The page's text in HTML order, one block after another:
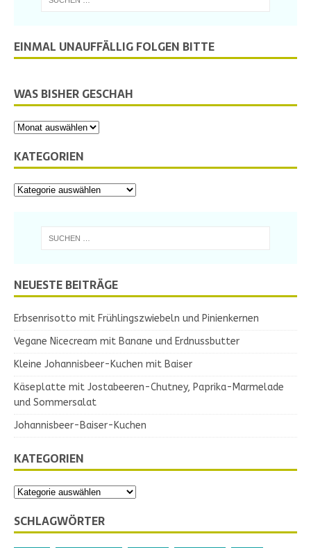
EINMAL UNAUFFÄLLIG FOLGEN BITTE
WAS BISHER GESCHAH
KATEGORIEN
NEUESTE BEITRÄGE
Erbsenrisotto mit Frühlingszwiebeln und Pinienkernen
Vegane Nicecream mit Banane und Erdnussbutter
Kleine Johannisbeer-Kuchen mit Baiser
Käseplatte mit Jostabeeren-Chutney, Paprika-Marmelade
und Sommersalat
Johannisbeer-Baiser-Kuchen
KATEGORIEN
SCHLAGWÖRTER